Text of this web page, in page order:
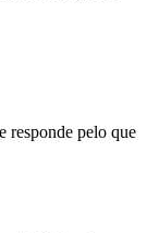
responde pelo que